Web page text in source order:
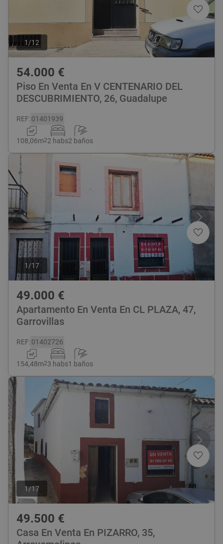
1 /12
54.000 €
Piso En Venta En V CENTENARIO DEL
DESCUBRIMIENTO, 26, Guadalupe
REF:01401939
108,06m22 habs2 baños
1 /17
49.000 €
Apartamento En Venta En CL PLAZA, 47,
Garrovillas
REF:01402726
154,48m23 habs1 baños
1/17
49.500 €
Casa En Venta En PIZARRO, 35,